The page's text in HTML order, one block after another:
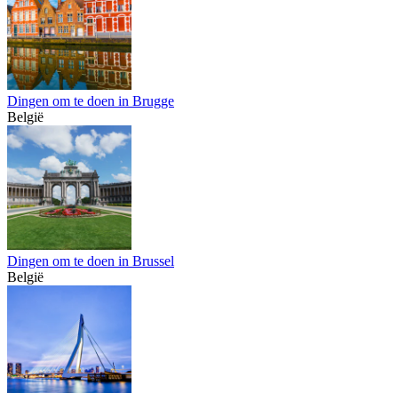
Dingen om te doen in Brugge
België
Dingen om te doen in Brussel
België